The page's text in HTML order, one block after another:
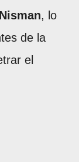
, lo
de la
el